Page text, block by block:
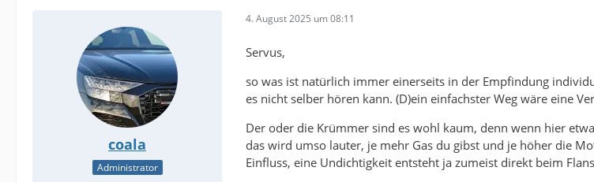
coala
Administrator
4. August 2025 um 08:11
Servus,
so was ist natürlich immer einerseits in der Empfindung
es nicht selber hören kann. (D)ein einfachster Weg wäre eine
Der oder die Krümmer sind es wohl kaum, denn wenn hier
das wird umso lauter, je mehr Gas du gibst und je höher die
Einfluss, eine Undichtigkeit entsteht ja zumeist direkt beim